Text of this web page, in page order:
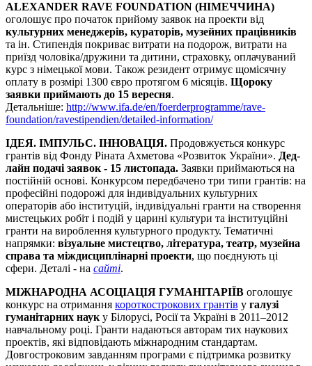
ALEXANDER RAVE FOUNDATION (НІМЕЧЧИНА)
оголошує про початок прийому заявок на проекти від
культурних менеджерів, кураторів, музейних працівників
та ін. Стипендія покриває витрати на подорож, витрати на
приїзд чоловіка/дружини та дитини, страховку, оплачуваний
курс з німецької мови. Також резидент отримує щомісячну
оплату в розмірі 1300 євро протягом 6 місяців. Щороку
заявки приймають до 15 вересня.
Детальніше: http://www.ifa.de/en/foerderprogramme/rave-
foundation/ravestipendien/detailed-information/
ІДЕЯ. ІМПУЛЬС. ІННОВАЦІЯ. Продовжується конкурс
грантів від Фонду Ріната Ахметова «Розвиток України». Дед-
лайн подачі заявок - 15 листопада. Заявки приймаються на
постійній основі. Конкурсом передбачено три типи грантів: на
професійні подорожі для індивідуальних культурних
операторів або інституцій, індивідуальні гранти на створення
мистецьких робіт і подій у царині культури та інституційні
гранти на вироблення культурного продукту. Тематичні
напрямки: візуальне мистецтво, література, театр, музейна
справа та міждисциплінарні проекти, що поєднують ці
сфери. Деталі - на сайті.
МІЖНАРОДНА АСОЦІАЦІЯ ГУМАНІТАРІЇВ оголошує
конкурс на отримання короткострокових грантів у галузі
гуманітарних науку Білорусі, Росії та Україні в 2011–2012
навчальному році. Гранти надаються авторам тих наукових
проектів, які відповідають міжнародним стандартам.
Довгостроковим завданням програми є підтримка розвитку